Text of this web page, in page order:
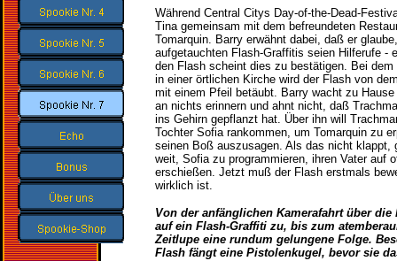
Während Central Citys Day-of-the-Dead-
Tina gemeinsam mit dem befreundeten
Tomarquin. Barry erwähnt dabei, daß er
aufgetauchten Flash-Graffitis seien Hilferufe -
den Flash scheint dies zu bestätigen. Bei dem
in einer örtlichen Kirche wird der Flash von
mit einem Pfeil betäubt. Barry wacht zu
an nichts erinnern und ahnt nicht, daß
ins Gehirn gepflanzt hat. Über ihn will
Tochter Sofia rankommen, um Tomarquin zu
seinen Boß auszusagen. Als das nicht klappt,
weit, Sofia zu programmieren, ihren Vater auf
erschießen. Jetzt muß der Flash erstmals
wirklich ist.
Von der anfänglichen Kamerafahrt über die
auf ein Flash-Graffiti zu, bis zum
Zeitlupe eine rundum gelungene Folge.
Flash fängt eine Pistolenkugel, bevor sie